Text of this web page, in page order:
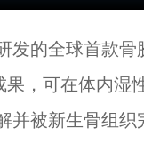
全球首款骨
果，可在体内
并被新生骨组